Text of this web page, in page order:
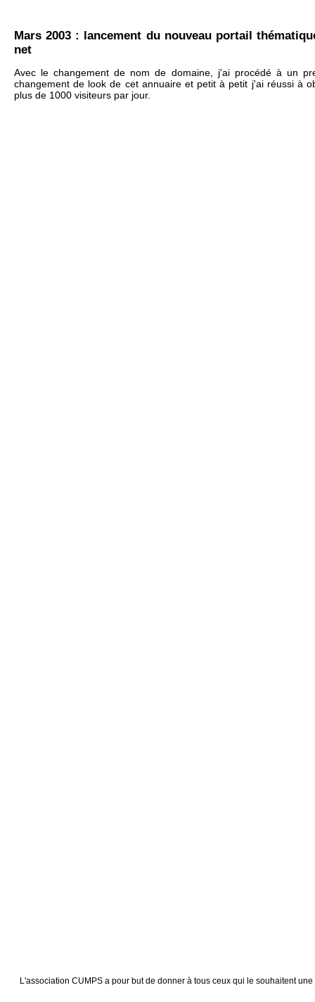
Mars 2003 : lancement du nouveau portail
net
Avec le changement de nom de domaine, j'ai procédé à un
changement de look de cet annuaire et petit à petit j'ai réussi à
plus de 1000 visiteurs par jour.
L'association CUMPS a pour but de donner à tous ceux qui le souhaitent